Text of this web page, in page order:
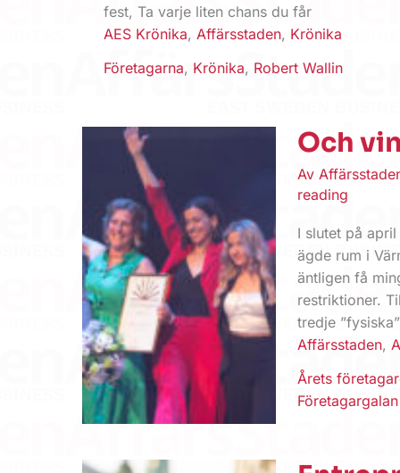
fest, Ta varje liten chans du får
AES Krönika, Affärsstaden, Krönika
Företagarna, Krönika, Robert Wallin
Och
Av
reading
I slutet på
ägde rum i
äntligen få
restriktioner.
tredje
Affärsstaden,
Årets